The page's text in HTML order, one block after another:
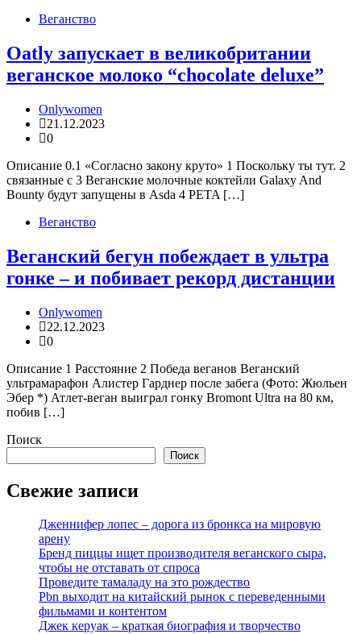
Веганство
Oatly запускает в великобритании
веганское молоко “chocolate deluxe”
Onlywomen
21.12.2023
0
Описание 0.1 «Согласно закону круто» 1 Поскольку ты тут. 2
связанные с 3 Веганские молочные коктейли Galaxy And
Bounty будут запущены в Asda 4 PETA […]
Веганство
Веганский бегун побеждает в ультра
гонке – и побивает рекорд дистанции
Onlywomen
22.12.2023
0
Описание 1 Расстояние 2 Победа веганов Веганский
ультрамарафон Алистер Гарднер после забега (Фото: Жюльен
Эбер *) Атлет-веган выиграл гонку Bromont Ultra на 80 км,
побив […]
Поиск
Поиск
Свежие записи
Дженнифер лопес – дорога из бронкса на мировую
арену
Бренд пиццы ищет производителя веганского сыра,
чтобы не отставать от спроса
Проведите тамаладу на это рождество
Pbn выходит на китайский рынок с переведенными
фильмами и контентом
Джек керуак – краткая биография и творчество